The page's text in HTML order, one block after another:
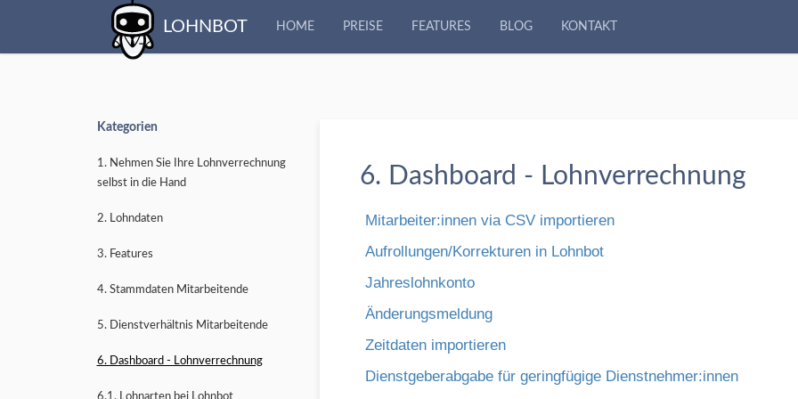
LOHNBOT HOME PREISE FEATURES BLOG KONTAKT
Kategorien
1. Nehmen Sie Ihre Lohnverrechnung
selbst in die Hand
2. Lohndaten
3. Features
4. Stammdaten Mitarbeitende
5. Dienstverhältnis Mitarbeitende
6. Dashboard - Lohnverrechnung
6. Dashboard - Lohnverrechnung
Mitarbeiter:innen via CSV importieren
Aufrollungen/Korrekturen in Lohnbot
Jahreslohnkonto
Änderungsmeldung
Zeitdaten importieren
Dienstgeberabgabe für geringfügige Dienstnehmer:innen